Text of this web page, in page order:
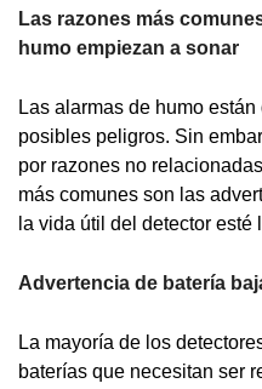
Las razones más
humo empiezan a sonar
Las alarmas de humo
posibles peligros. Sin
por razones no
más comunes son las
la vida útil del detector esté
Advertencia de batería
La mayoría de los
baterías que necesitan ser